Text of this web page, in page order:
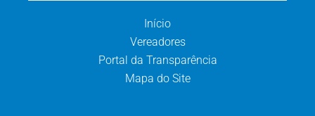
Início
Vereadores
Portal da Transparência
Mapa do Site